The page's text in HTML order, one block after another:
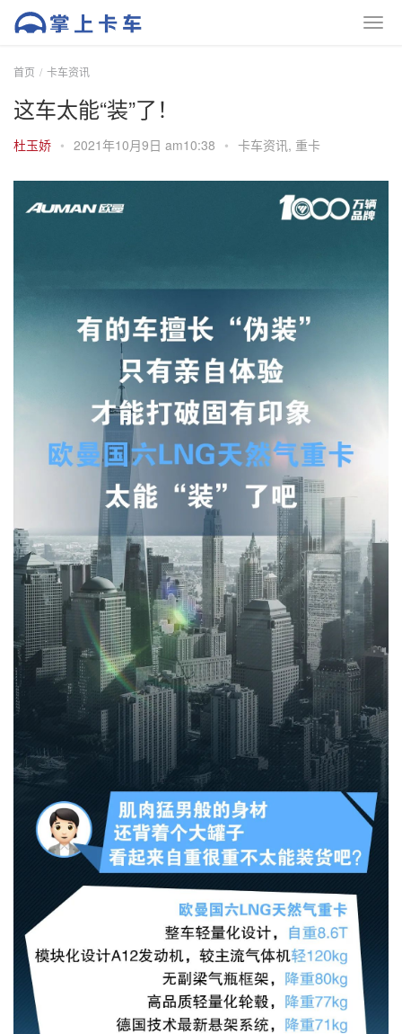
首页 卡车资讯
这车太能“装”了！
杜玉娇 • 2021年10月9日 am10:38 • 卡车资讯, 重卡